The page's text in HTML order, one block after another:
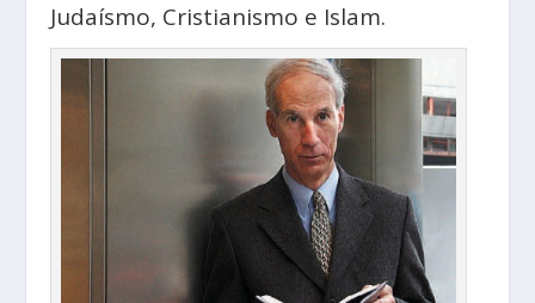
Judaísmo, Cristianismo e Islam.